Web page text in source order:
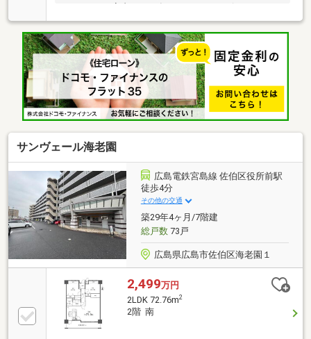
できます♪・室内は2011年にリフォームを行ってお
り、すぐ住める状態です◎・エレベータはありません
が、2階なので日々のちょっとした運動にピッタリで
す☆◆小学校／中学校◆高島小学校まで徒歩16分
（1200m）高島中学校まで徒歩16分（1200m）
◇◇◇ 管理店舗 ◇◇◇北長瀬駅から車で６分！カ
スケ不動産 岡山店≫0120-677-588業者の方はこちら
へ≫086-242-1001
サンヴェール海老園
広島電鉄宮島線 佐伯区役所前駅
徒歩4分
その他の交通
築29年4ヶ月/7階建
総戸数73戸
広島県広島市佐伯区海老園１
2,499万円
2LDK 72.76m2
2階 南